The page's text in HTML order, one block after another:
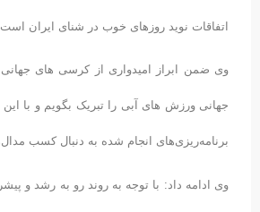
اتفاقات نوید روزهای خوب در شنای ایران است.
وی ضمن ابراز امیدواری از کرسی های
جهانی ورزش های آبی را تبریک بگویم و با این
برنامه‌ریزی‌های انجام شده به دنبال کسب
وی ادامه داد: با توجه به روند رو به رشد و